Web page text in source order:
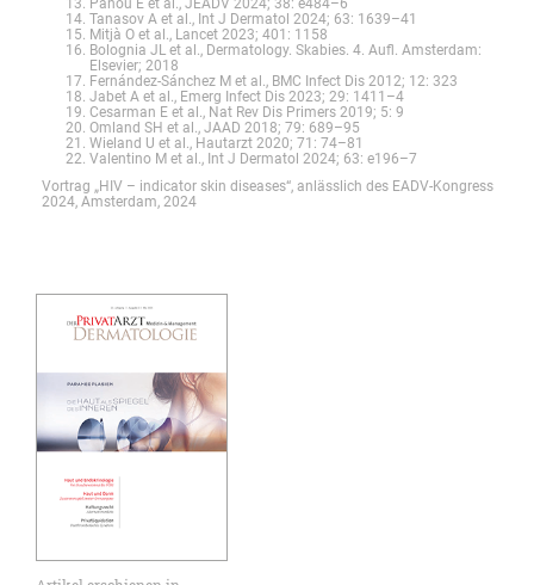
Panou E et al., JEADV 2024; 38: e484–6
Tanasov A et al., Int J Dermatol 2024; 63: 1639–41
Mitjà O et al., Lancet 2023; 401: 1158
Bolognia JL et al., Dermatology. Skabies. 4. Aufl. Amsterdam:
Elsevier; 2018
Fernández-Sánchez M et al., BMC Infect Dis 2012; 12: 323
Jabet A et al., Emerg Infect Dis 2023; 29: 1411–4
Cesarman E et al., Nat Rev Dis Primers 2019; 5: 9
Omland SH et al., JAAD 2018; 79: 689–95
Wieland U et al., Hautarzt 2020; 71: 74–81
Valentino M et al., Int J Dermatol 2024; 63: e196–7
Vortrag „HIV – indicator skin diseases“, anlässlich des EADV-Kongress
2024, Amsterdam, 2024